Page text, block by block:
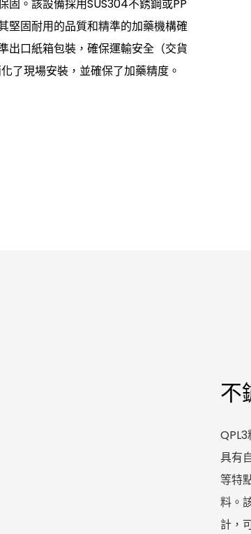
固。該設備採用SUS304不銹鋼或PP
堅固耐用的品質和精準的加藥機構確
出口紙箱包裝，確保運輸安全（交貨
了現場安裝，並確保了加藥精度。
不
具有
等特
料。
計，